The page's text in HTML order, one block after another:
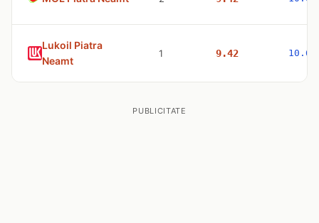
Lukoil Piatra
Neamt
1 9.42 10.63
PUBLICITATE